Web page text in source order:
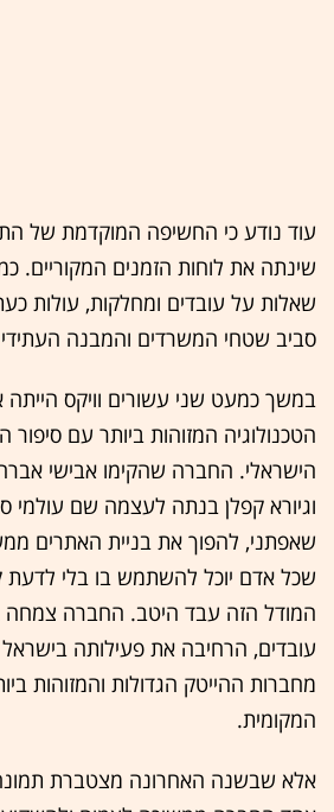
עוד נודע כי החשיפה המוקדמת של
שינתה את לוחות הזמנים המקוריים.
שאלות על עובדים ומחלקות, עולות
סביב שטחי המשרדים והמבנה
במשך כמעט שני עשורים וויקס
הטכנולוגיה המזוהות ביותר עם
הישראלי. החברה שהקימו אבישי
וגיורא קפלן בנתה לעצמה שם עולמי
שאפתני, להפוך את בניית האתרים
שכל אדם יוכל להשתמש בו בלי
המודל הזה עבד היטב. החברה צמחה
עובדים, הרחיבה את פעילותה
מחברות ההייטק הגדולות והמזוהות
המקומית.
אלא שבשנה האחרונה מצטברת